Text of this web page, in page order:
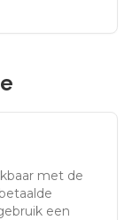
met de
een